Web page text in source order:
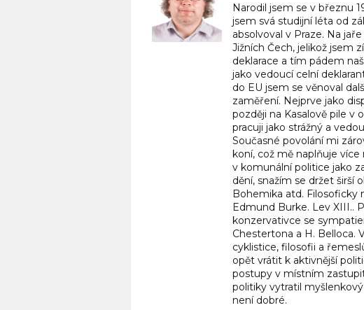
Narodil jsem se v březnu
jsem svá studijní léta od
absolvoval v Praze. Na
Jižních Čech, jelikož jsem
deklarace a tím pádem
jako vedoucí celní
do EU jsem se věnoval
zaměření. Nejprve jako
později na Kasalově pile v
pracuji jako strážný a
Současné povolání mi
koní, což mě naplňuje
v komunální politice jako
dění, snažím se držet širší
Bohemika atd. Filosoficky
Edmund Burke. Lev XIII..
konzervativce se
Chestertona a H. Belloca.
cyklistice, filosofii a
opět vrátit k aktivnější
postupy v místním
politiky vytratil
není dobré.